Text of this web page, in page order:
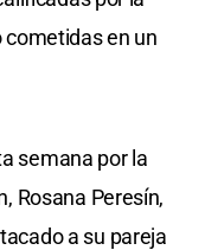
cometidas en un
semana por la
Rosana Peresín,
a su pareja